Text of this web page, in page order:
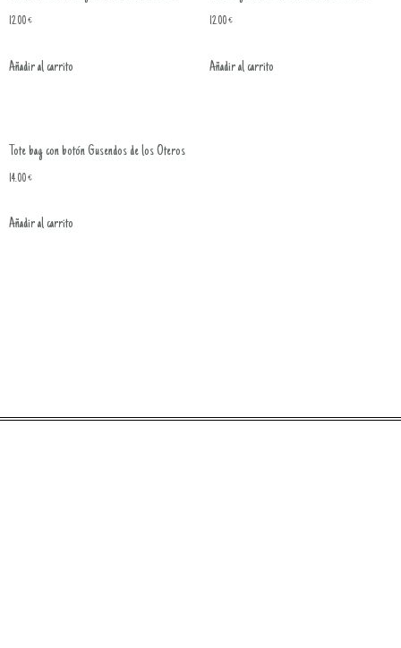
12.00€
Añadir al carrito
12.00€
Añadir al carrito
Tote bag con botón Gusendos de los Oteros
14.00€
Añadir al carrito